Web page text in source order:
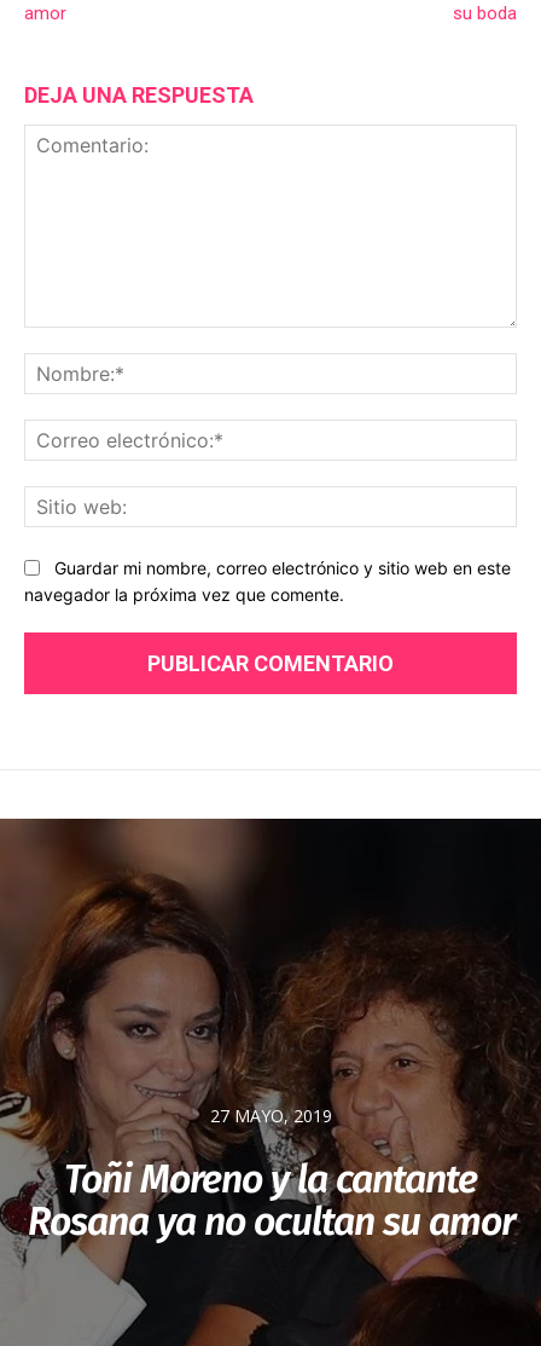
amor
su boda
DEJA UNA RESPUESTA
Guardar mi nombre, correo electrónico y sitio web en este
navegador la próxima vez que comente.